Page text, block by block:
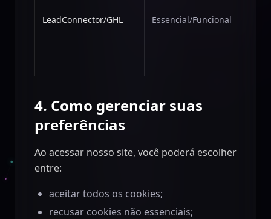
LeadConnector/GHL Essencial/Funcional
4. Como gerenciar suas
preferências
Ao acessar nosso site, você poderá escolher
entre:
aceitar todos os cookies;
recusar cookies não essenciais;